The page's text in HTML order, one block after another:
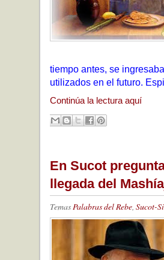
tiempo antes, se
utilizados en el futuro.
Continúa la lectura aquí
En Sucot
llegada del
Temas Palabras del Rebe Sucot-